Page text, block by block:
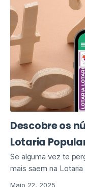
Descobre os
Lotaria
Se alguma vez te
mais saem na
Maio 22, 2025